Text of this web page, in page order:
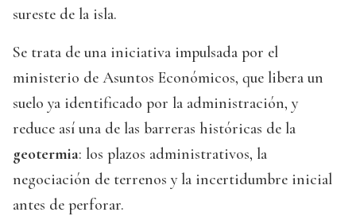
sureste de la isla.
Se trata de una iniciativa impulsada por el
ministerio de Asuntos Económicos, que libera un
suelo ya identificado por la administración, y
reduce así una de las barreras históricas de la
geotermia: los plazos administrativos, la
negociación de terrenos y la incertidumbre inicial
antes de perforar.